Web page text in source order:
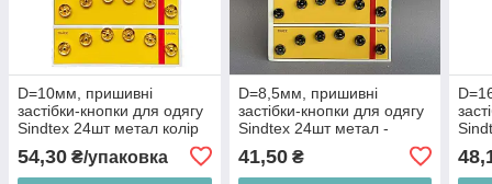
D=10мм, пришивні
застібки-кнопки для одягу
Sindtex 24шт метал колір
54,30 ₴/упаковка
D=8,5мм, пришивні
застібки-кнопки для одягу
Sindtex 24шт метал -
41,50₴